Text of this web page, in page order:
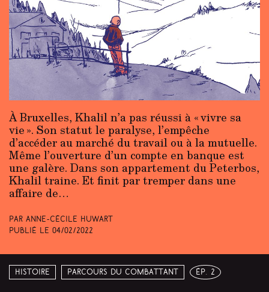
À Bruxelles, Khalil n’a pas réussi à « vivre sa
vie ». Son statut le paralyse, l’empêche
d’accéder au marché du travail ou à la mutuelle.
Même l’ouverture d’un compte en banque est
une galère. Dans son appartement du Peterbos,
Khalil traine. Et finit par tremper dans une
affaire de…
Par Anne-Cécile Huwart
Publié le 04/02/2022
Histoire Parcours du combattant ép. 2